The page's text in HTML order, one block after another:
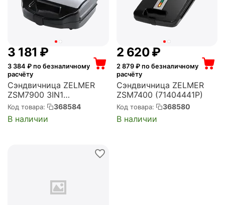
3 181 ₽
3 384 ₽ по безналичному
расчёту
Сэндвичница ZELMER
ZSM7900 3IN1
BLACK/INOX (71404983P)
Код товара: 368584
В наличии
2 620₽
2 879₽ по безналичному
расчёту
Сэндвичница ZELMER
ZSM7400 (71404441P)
Код товара: 368580
В наличии